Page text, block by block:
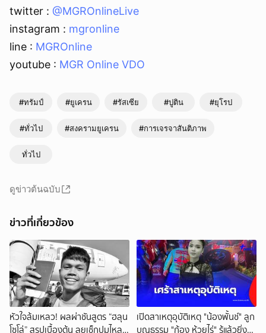
twitter : @MGROnlineLive
instagram : mgronline
line : MGROnline
youtube : MGR Online VDO
#ทรัมป์ #ยูเครน #รัสเซีย #ปูติน #ยุโรป
#ทั่วไป #สงครามยูเครน #การเจรจาสันติภาพ
ทั่วไป
ดูข่าวต้นฉบับ
ข่าวที่เกี่ยวข้อง
หัวใจล้มเหลว! ผลผ่าชันสูตร “ฮลุน
โซโล่” สรุปเบื้องต้น ลุยเช็กปมไหล
เปิดสาเหตุอุบัติเหตุ "น้องพั้นช์" ลูก
บุญธรรม "ก้อง ห้วยไร่" รู้แล้วยิ่ง